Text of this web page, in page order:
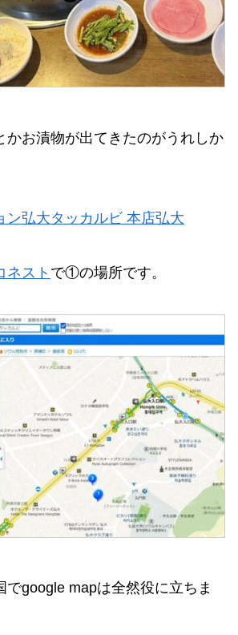
かお漬物が出てきたのがうれしか
ン弘大タッカルビ 本店弘大
ネスト で①の場所です。
でgoogle mapは全然役に立ちま